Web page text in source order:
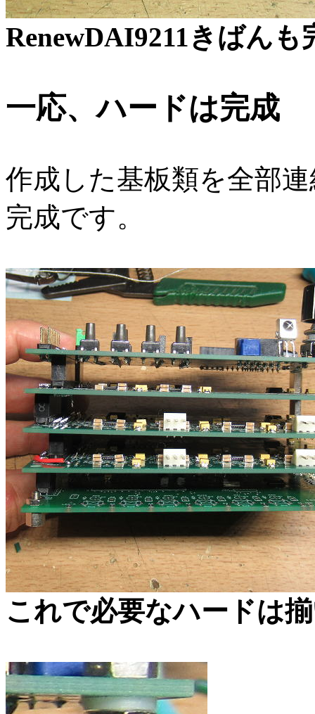
RenewDAI9211きばんも
一応、ハードは完成
作成した基板類を全部
完成です。
これで必要なハードは